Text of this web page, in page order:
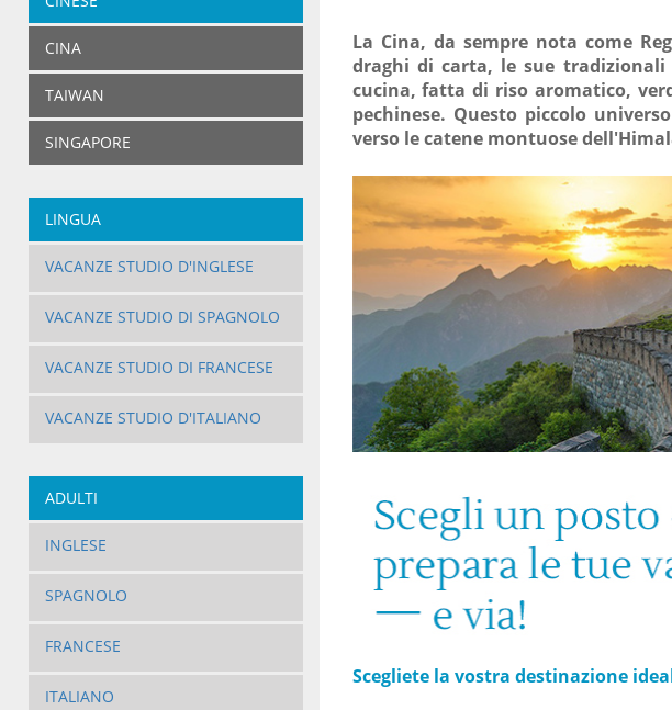
CINA
TAIWAN
SINGAPORE
LINGUA
VACANZE STUDIO D'INGLESE
VACANZE STUDIO DI SPAGNOLO
VACANZE STUDIO DI FRANCESE
VACANZE STUDIO D'ITALIANO
ADULTI
INGLESE
SPAGNOLO
FRANCESE
ITALIANO
La Cina, da sempre nota come
draghi di carta, le sue
cucina, fatta di riso aromatico,
pechinese. Questo piccolo
verso le catene montuose
Scegliete la vostra destinazione